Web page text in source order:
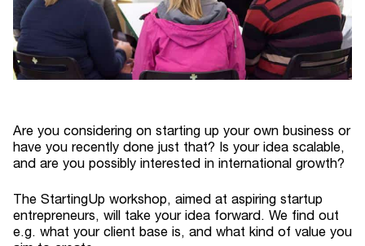
Are you considering on starting up your own business or
have you recently done just that? Is your idea scalable,
and are you possibly interested in international growth?
The StartingUp workshop, aimed at aspiring startup
entrepreneurs, will take your idea forward. We find out
e.g. what your client base is, and what kind of value you